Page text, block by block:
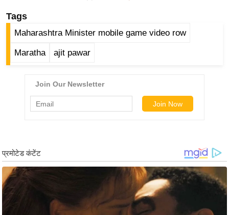
ग
टो
म
नो
रं
ज
Tags
Maharashtra Minister mobile game video row
Maratha ajit pawar